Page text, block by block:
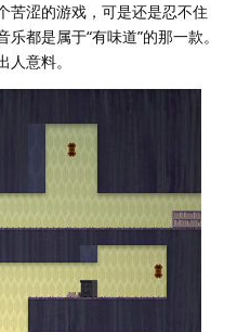
苦涩的游戏，可是还是忍不住
都是属于“有味道”的那一款。
意料。